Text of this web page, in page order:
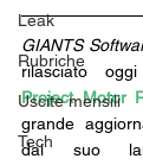
Leak
Rubriche
Uscite mensili
Tech
GIANTS
Project Motor
grande
dal suo